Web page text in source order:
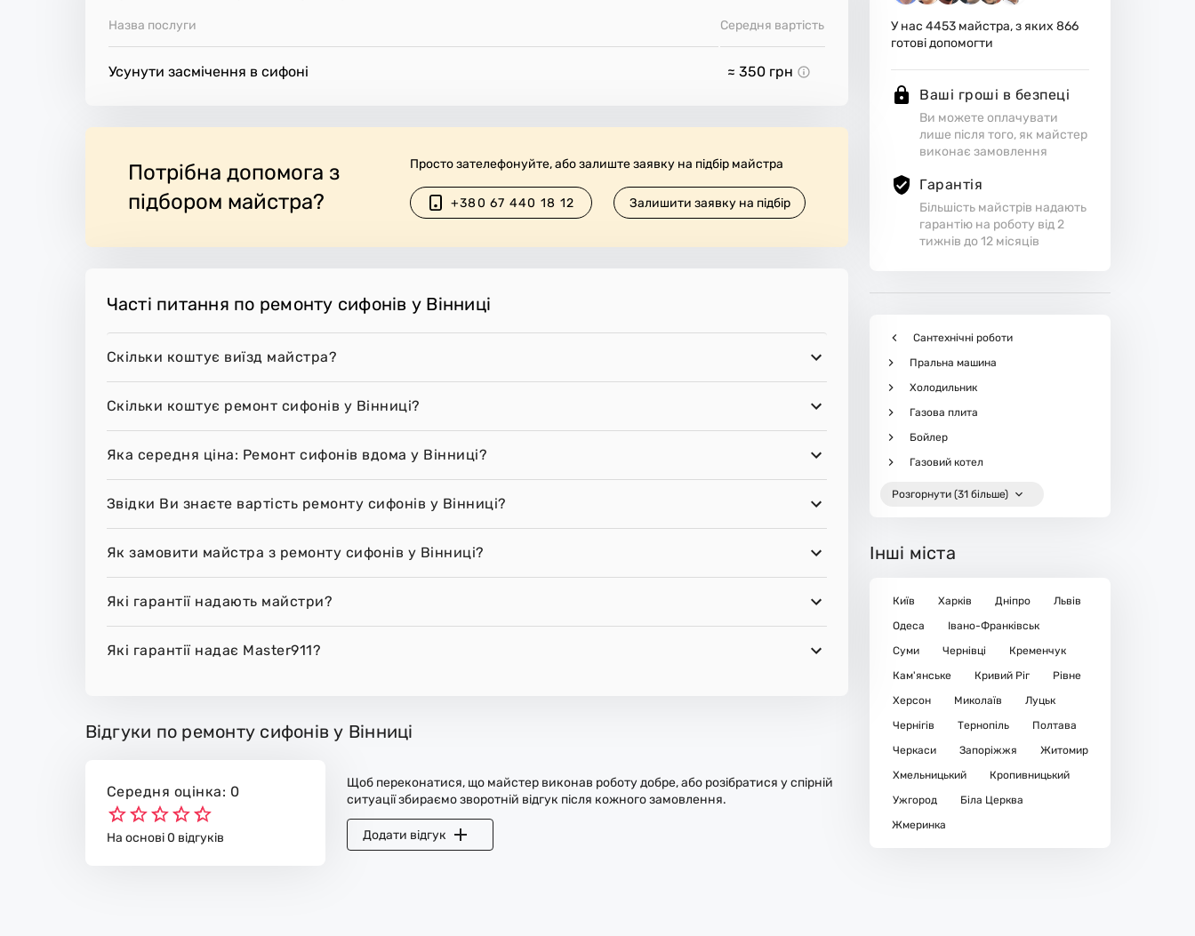
У нас4453 майстра, з яких866
готові допомогти
Ваші гроші в безпеці
Ви можете оплачувати
лише після того, як майстер
виконає замовлення
Гарантія
Більшість майстрів надають
гарантію на роботу від 2
тижнів до 12 місяців
Сантехнічні роботи
Пральна машина
Холодильник
Газова плита
Бойлер
Газовий котел
Розгорнути (31 більше)
Інші міста
Київ Харків Дніпро
Львів
Одеса
Івано-Франківськ
Суми
Чернівці
Кременчук
Кам'янське
Кривий Ріг
Рівне
Херсон
Миколаїв
Луцьк
Чернігів
Тернопіль
Полтава
Черкаси
Запоріжжя
Житомир
Хмельницький
Кропивницький
Ужгород
Біла Церква
Жмеринка
Назва послуги Середня вартість
Усунути засмічення в сифоні ≈ 350 грн
Потрібна допомога з
підбором майстра?
Просто зателефонуйте, або залиште заявку на підбір майстра
+380 67 440 18 12 Залишити заявку на підбір
Часті питання по ремонту сифонів у Вінниці
Скільки коштує виїзд майстра?
Скільки коштує ремонт сифонів у Вінниці?
Яка середня ціна: Ремонт сифонів вдома у Вінниці?
Звідки Ви знаєте вартість ремонту сифонів у Вінниці?
Як замовити майстра з ремонту сифонів у Вінниці?
Які гарантії надають майстри?
Які гарантії надає Master911?
Відгуки по ремонту сифонів у Вінниці
Середня оцінка: 0
На основі 0 відгуків
Щоб переконатися, що майстер виконав роботу добре, або розібратися у спірній
ситуації збираємо зворотній відгук після кожного замовлення.
Додати відгук